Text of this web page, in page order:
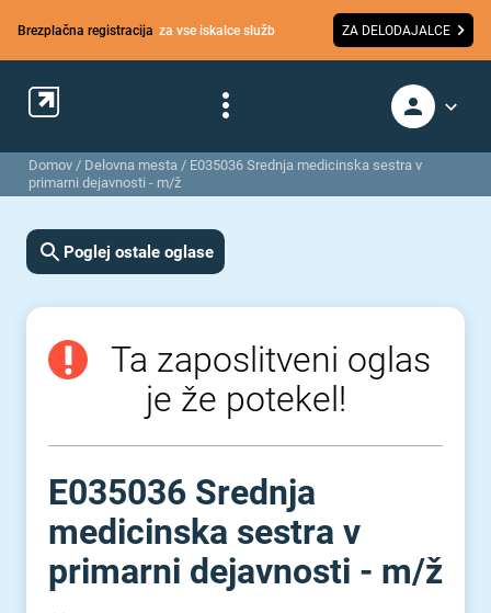
Brezplačna registracija za vse iskalce služb ZA DELODAJALCE
Domov / Delovna mesta / E035036 Srednja medicinska sestra v
primarni dejavnosti - m/ž
Poglej ostale oglase
Ta zaposlitveni oglas
je že potekel!
E035036 Srednja
medicinska sestra v
primarni dejavnosti - m⁠/⁠ž